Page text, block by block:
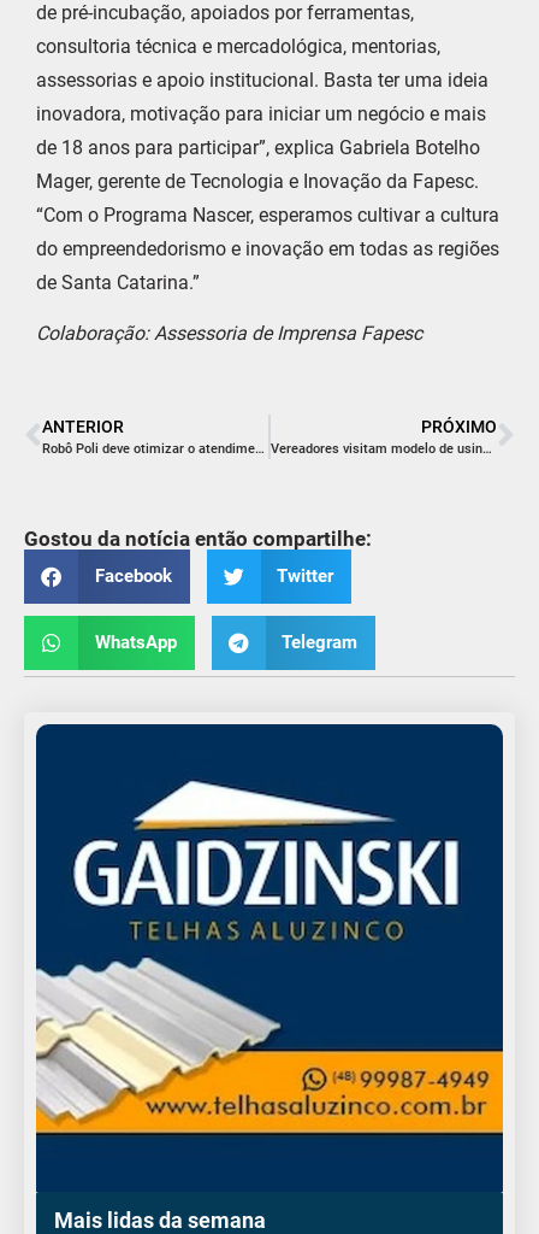
de pré-incubação, apoiados por ferramentas,
consultoria técnica e mercadológica, mentorias,
assessorias e apoio institucional. Basta ter uma ideia
inovadora, motivação para iniciar um negócio e mais
de 18 anos para participar”, explica Gabriela Botelho
Mager, gerente de Tecnologia e Inovação da Fapesc.
“Com o Programa Nascer, esperamos cultivar a cultura
do empreendedorismo e inovação em todas as regiões
de Santa Catarina.”
Colaboração: Assessoria de Imprensa Fapesc
ANTERIOR
Robô Poli deve otimizar o atendimento do SUAS
PRÓXIMO
Vereadores visitam modelo de usina de asfalto de Meleiro
Gostou da notícia então compartilhe:
Facebook Twitter
WhatsApp Telegram
Mais lidas da semana